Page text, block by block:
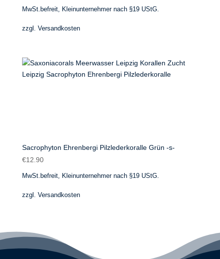
MwSt.befreit, Kleinunternehmer nach §19 UStG.
zzgl. Versandkosten
Sacrophyton Ehrenbergi Pilzlederkoralle Grün -s-
€12.90
MwSt.befreit, Kleinunternehmer nach §19 UStG.
zzgl. Versandkosten